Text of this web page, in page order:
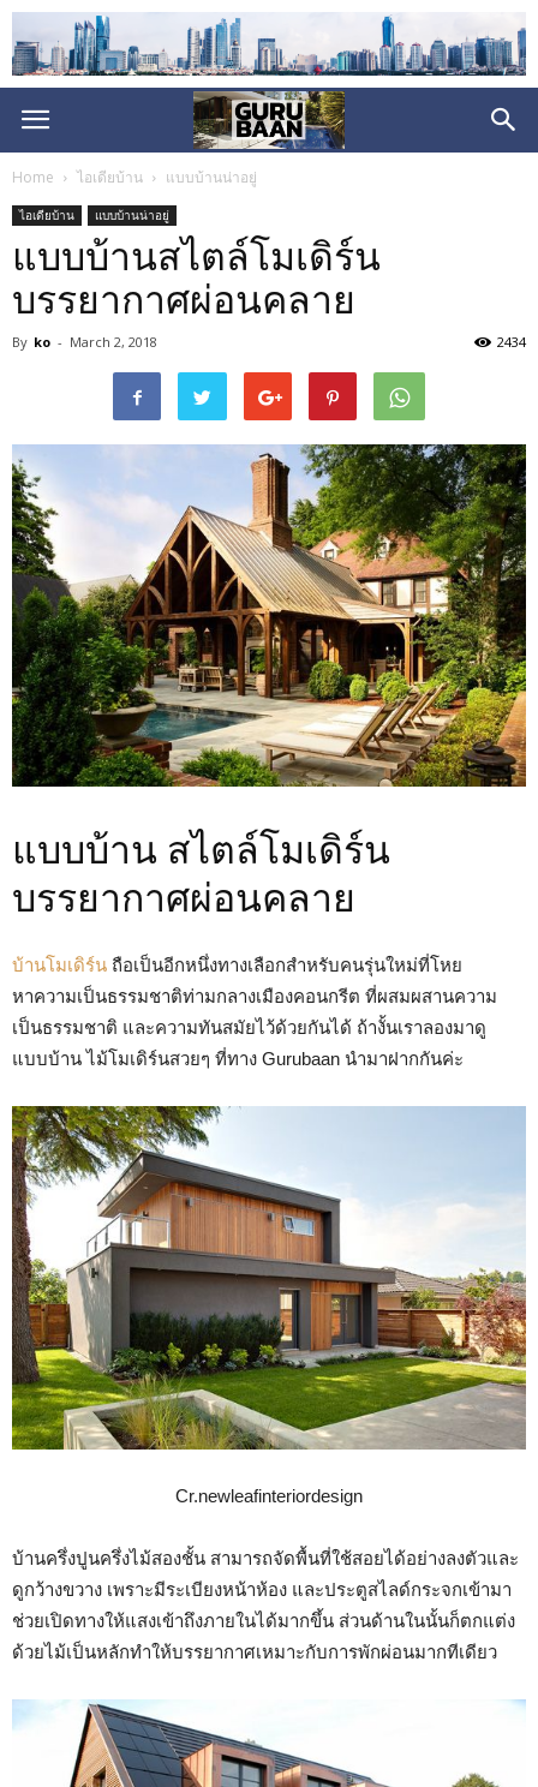
Home ไอเดียบ้าน แบบบ้านน่าอยู่
ไอเดียบ้าน แบบบ้านน่าอยู่
แบบบ้านสไตล์โมเดิร์น
บรรยากาศผ่อนคลาย
By ko - March 2, 2018 2434
แบบบ้าน สไตล์โมเดิร์น
บรรยากาศผ่อนคลาย
บ้านโมเดิร์น ถือเป็นอีกหนึ่งทางเลือกสำหรับคนรุ่นใหม่ที่โหย
หาความเป็นธรรมชาติท่ามกลางเมืองคอนกรีต ที่ผสมผสานความ
เป็นธรรมชาติ และความทันสมัยไว้ด้วยกันได้ ถ้างั้นเราลองมาดู
แบบบ้าน ไม้โมเดิร์นสวยๆ ที่ทาง Gurubaan นำมาฝากกันค่ะ
Cr.newleafinteriordesign
บ้านครึ่งปูนครึ่งไม้สองชั้น สามารถจัดพื้นที่ใช้สอยได้อย่างลงตัวและ
ดูกว้างขวาง เพราะมีระเบียงหน้าห้อง และประตูสไลด์กระจกเข้ามา
ช่วยเปิดทางให้แสงเข้าถึงภายในได้มากขึ้น ส่วนด้านในนั้นก็ตกแต่ง
ด้วยไม้เป็นหลักทำให้บรรยากาศเหมาะกับการพักผ่อนมากทีเดียว